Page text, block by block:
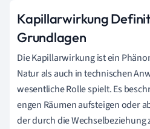
Kapillarwirkung
Grundlagen
Die Kapillarwirkung ist ein
Natur als auch in technischen
wesentliche Rolle spielt. Es
engen Räumen aufsteigen oder
der durch die